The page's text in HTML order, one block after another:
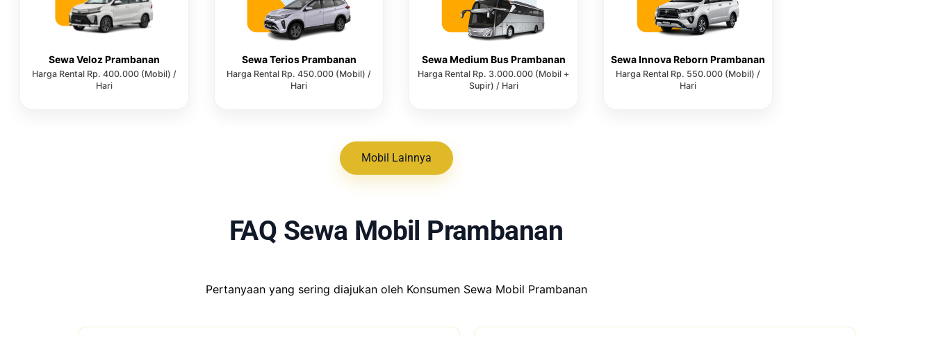
Sewa Veloz Prambanan
Harga Rental Rp. 400.000 (Mobil) /
Hari
Sewa Terios Prambanan
Harga Rental Rp. 450.000 (Mobil) /
Hari
Sewa Medium Bus Prambanan
Harga Rental Rp. 3.000.000 (Mobil +
Supir) / Hari
Sewa Innova Reborn Prambanan
Harga Rental Rp. 550.000 (Mobil) /
Hari
Mobil Lainnya
FAQ Sewa Mobil Prambanan
Pertanyaan yang sering diajukan oleh Konsumen Sewa Mobil Prambanan